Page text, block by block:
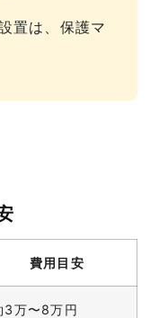
置は、保護マ
費用目安
3万〜8万円